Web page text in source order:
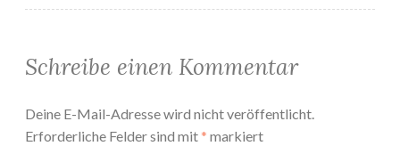
Schreibe einen Kommentar
Deine E-Mail-Adresse wird nicht veröffentlicht.
Erforderliche Felder sind mit* markiert